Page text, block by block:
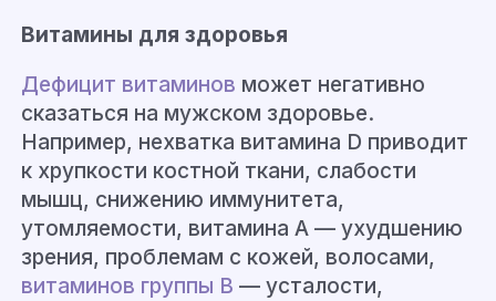
Витамины для здоровья
Дефицит витаминов может негативно
сказаться на мужском здоровье.
Например, нехватка витамина D приводит
к хрупкости костной ткани, слабости
мышц, снижению иммунитета,
утомляемости, витамина А — ухудшению
зрения, проблемам с кожей, волосами,
витаминов группы B — усталости,